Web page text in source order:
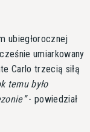
ubiegłorocznej
umiarkowany
Carlo trzecią siłą
temu było
- powiedział